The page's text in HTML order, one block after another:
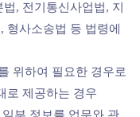
, 전기통신사업법, 지
형사소송법 등 법령에
위하여 필요한 경우로
로 제공하는 경우